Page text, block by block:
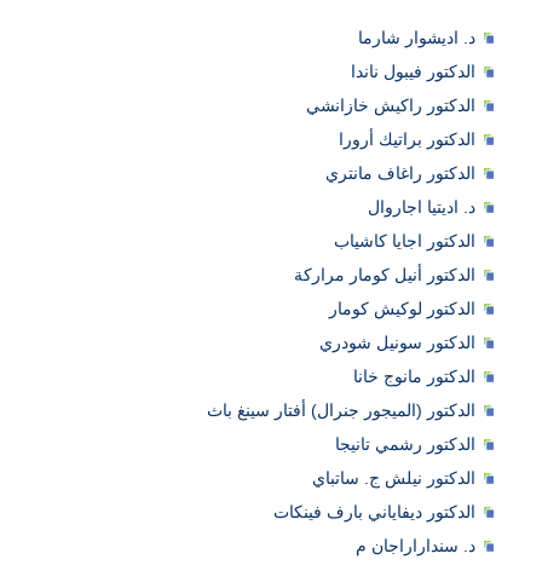
د. اديشوار شارما
الدكتور فيبول ناندا
الدكتور راكيش خازانشي
الدكتور براتيك أرورا
الدكتور راغاف مانتري
د. اديتيا اجاروال
الدكتور اجايا كاشياب
الدكتور أنيل كومار مراركة
الدكتور لوكيش كومار
الدكتور سونيل شودري
الدكتور مانوج خانا
الدكتور (الميجور جنرال) أفتار سينغ باث
الدكتور رشمي تانيجا
الدكتور نيلش ج. ساتباي
الدكتور ديفاياني بارف فينكات
د. سنداراراجان م